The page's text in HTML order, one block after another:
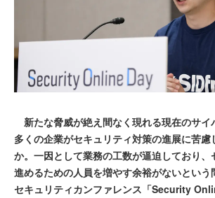
新たな脅威が絶え間なく現れる現在のサイ
多くの企業がセキュリティ対策の進展に苦
か。一因として業務の工数が逼迫しており
進めるための人員を増やす余裕がないという
セキュリティカンファレンス「Security